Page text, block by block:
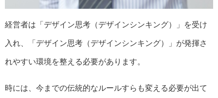
経営者は「デザイン思考（デザインシンキング）」を受け
入れ、「デザイン思考（デザインシンキング）」が発揮さ
れやすい環境を整える必要があります。
時には、今までの伝統的なルールすらも変える必要が出て